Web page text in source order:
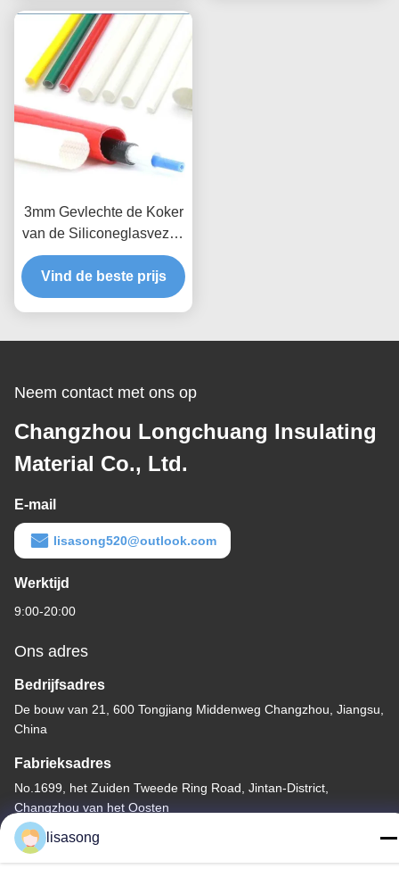
3mm Gevlechte de Koker
van de Siliconeglasvezel,
Witte Silicone Met een
laag bedekte
Glasvezelkoker
Vind de beste prijs
Neem contact met ons op
Changzhou Longchuang Insulating
Material Co., Ltd.
E-mail
lisasong520@outlook.com
Werktijd
9:00-20:00
Ons adres
Bedrijfsadres
De bouw van 21, 600 Tongjiang Middenweg Changzhou, Jiangsu,
China
Fabrieksadres
No.1699, het Zuiden Tweede Ring Road, Jintan-District,
Changzhou van het Oosten
Telefoon
86--18112317931
lisasong